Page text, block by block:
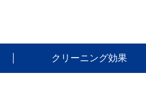
クリーニング効果